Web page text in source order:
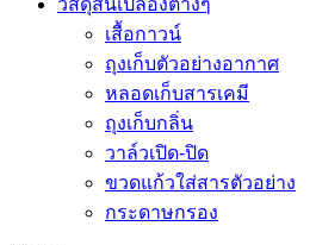
วัสดุสิ้นเปลืองต่างๆ
เสื้อกาวน์
ถุงเก็บตัวอย่างอากาศ
หลอดเก็บสารเคมี
ถุงเก็บกลิ่น
วาล์วเปิด-ปิด
ขวดแก้วใส่สารตัวอย่าง
กระดาษกรอง